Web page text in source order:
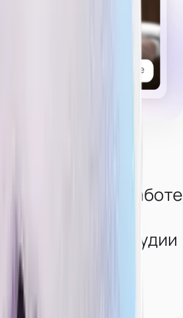
услуг, которые могут попросить
по работе
от нашей студии